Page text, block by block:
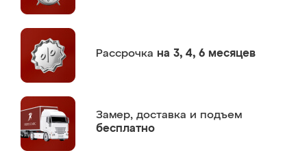
Рассрочка на 3, 4, 6 месяцев
Замер, доставка и подъем
бесплатно